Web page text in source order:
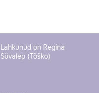
Lahkunud on Regina
Süvalep (Tõško)